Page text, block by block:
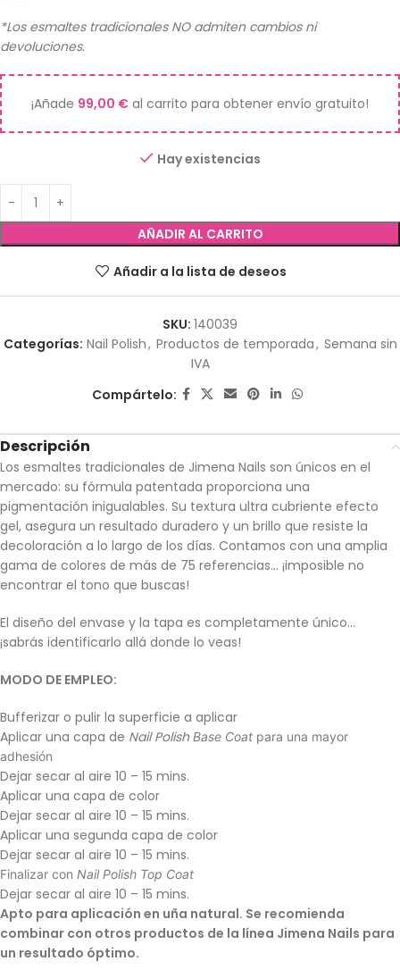
*Los esmaltes tradicionales NO admiten cambios ni
devoluciones.
¡Añade 99,00 € al carrito para obtener envío gratuito!
Hay existencias
AÑADIR AL CARRITO
Añadir a la lista de deseos
SKU: 140039
Categorías: Nail Polish, Productos de temporada, Semana sin
IVA
Compártelo:
Descripción
Los esmaltes tradicionales de Jimena Nails son únicos en el
mercado: su fórmula patentada proporciona una
pigmentación inigualables. Su textura ultra cubriente efecto
gel, asegura un resultado duradero y un brillo que resiste la
decoloración a lo largo de los días. Contamos con una amplia
gama de colores de más de 75 referencias… ¡imposible no
encontrar el tono que buscas!
El diseño del envase y la tapa es completamente único…
¡sabrás identificarlo allá donde lo veas!
MODO DE EMPLEO:
Bufferizar o pulir la superficie a aplicar
Aplicar una capa de Nail Polish Base Coat para una mayor
adhesión
Dejar secar al aire 10 – 15 mins.
Aplicar una capa de color
Dejar secar al aire 10 – 15 mins.
Aplicar una segunda capa de color
Dejar secar al aire 10 – 15 mins.
Finalizar con Nail Polish Top Coat
Dejar secar al aire 10 – 15 mins.
Apto para aplicación en uña natural. Se recomienda
combinar con otros productos de la línea Jimena Nails para
un resultado óptimo.